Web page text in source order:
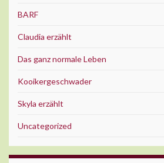
BARF
Claudia erzählt
Das ganz normale Leben
Kooikergeschwader
Skyla erzählt
Uncategorized